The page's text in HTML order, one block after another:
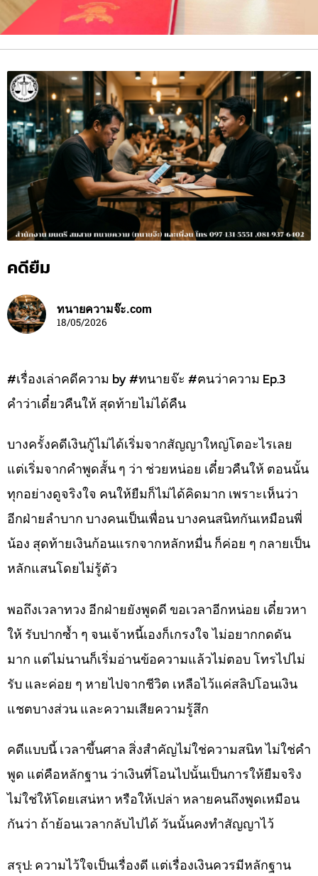
คดียืม
ทนายความจ๊ะ.com
18/05/2026
#เรื่องเล่าคดีความ by #ทนายจ๊ะ #ฅนว่าความ Ep.3
คำว่าเดี๋ยวคืนให้ สุดท้ายไม่ได้คืน
บางครั้งคดีเงินกู้ไม่ได้เริ่มจากสัญญาใหญ่โตอะไรเลย
แต่เริ่มจากคำพูดสั้น ๆ ว่า ช่วยหน่อย เดี๋ยวคืนให้ ตอนนั้น
ทุกอย่างดูจริงใจ คนให้ยืมก็ไม่ได้คิดมาก เพราะเห็นว่า
อีกฝ่ายลำบาก บางคนเป็นเพื่อน บางคนสนิทกันเหมือนพี่
น้อง สุดท้ายเงินก้อนแรกจากหลักหมื่น ก็ค่อย ๆ กลายเป็น
หลักแสนโดยไม่รู้ตัว
พอถึงเวลาทวง อีกฝ่ายยังพูดดี ขอเวลาอีกหน่อย เดี๋ยวหา
ให้ รับปากซ้ำ ๆ จนเจ้าหนี้เองก็เกรงใจ ไม่อยากกดดัน
มาก แต่ไม่นานก็เริ่มอ่านข้อความแล้วไม่ตอบ โทรไปไม่
รับ และค่อย ๆ หายไปจากชีวิต เหลือไว้แค่สลิปโอนเงิน
แชตบางส่วน และความเสียความรู้สึก
คดีแบบนี้ เวลาขึ้นศาล สิ่งสำคัญไม่ใช่ความสนิท ไม่ใช่คำ
พูด แต่คือหลักฐาน ว่าเงินที่โอนไปนั้นเป็นการให้ยืมจริง
ไม่ใช่ให้โดยเสน่หา หรือให้เปล่า หลายคนถึงพูดเหมือน
กันว่า ถ้าย้อนเวลากลับไปได้ วันนั้นคงทำสัญญาไว้
สรุป: ความไว้ใจเป็นเรื่องดี แต่เรื่องเงินควรมีหลักฐาน